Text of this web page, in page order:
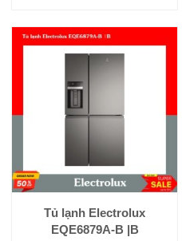
Tủ lạnh Electrolux
EQE6879A-B |B